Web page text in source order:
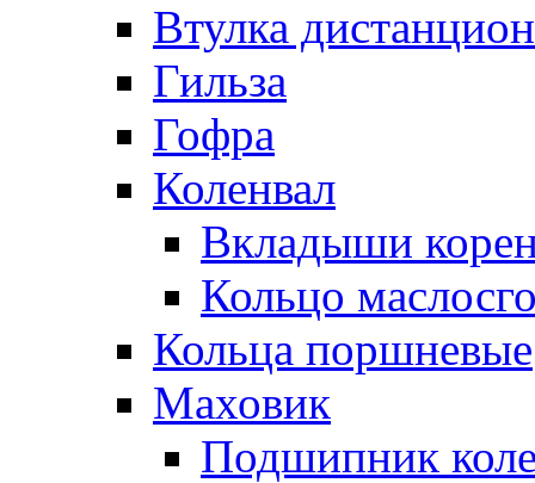
Втулка
Гильза
Гофра
Коленвал
Вкладыши
Кольцо
Кольца поршневые
Маховик
Подшипник